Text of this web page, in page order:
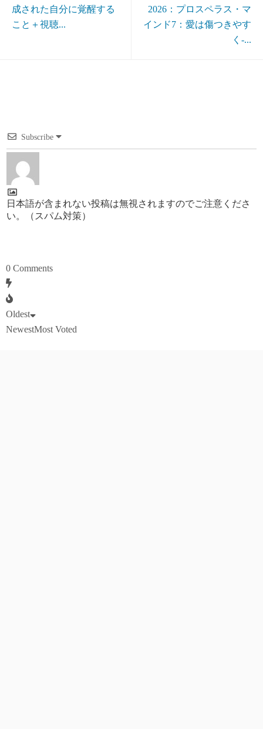
成された自分に覚醒する
こと＋視聴...
2026：プロスペラス・マ
インド7：愛は傷つきやす
く-...
Subscribe
日本語が含まれない投稿は無視されますのでご注意くださ
い。（スパム対策）
0 Comments
Oldest
NewestMost Voted